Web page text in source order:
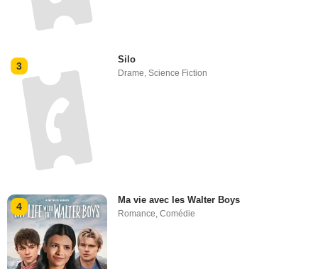
3
Silo
Drame ,Science Fiction
4
Ma vie avec les Walter Boys
Romance,Comédie